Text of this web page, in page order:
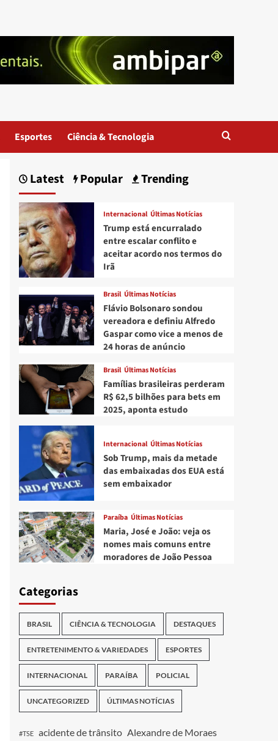
Esportes Ciência & Tecnologia
Latest Popular Trending
Internacional Últimas Notícias
Trump está encurralado
entre escalar conflito e
aceitar acordo nos termos do
Irã
Brasil Últimas Notícias
Flávio Bolsonaro sondou
vereadora e definiu Alfredo
Gaspar como vice a menos de
24 horas de anúncio
Brasil Últimas Notícias
Famílias brasileiras perderam
R$ 62,5 bilhões para bets em
2025, aponta estudo
Internacional Últimas Notícias
Sob Trump, mais da metade
das embaixadas dos EUA está
sem embaixador
Paraíba Últimas Notícias
Maria, José e João: veja os
nomes mais comuns entre
moradores de João Pessoa
Categorias
BRASIL CIÊNCIA & TECNOLOGIA DESTAQUES
ENTRETENIMENTO & VARIEDADES ESPORTES
INTERNACIONAL PARAÍBA POLICIAL
UNCATEGORIZED ÚLTIMAS NOTÍCIAS
#TSE acidente de trânsito Alexandre de Moraes